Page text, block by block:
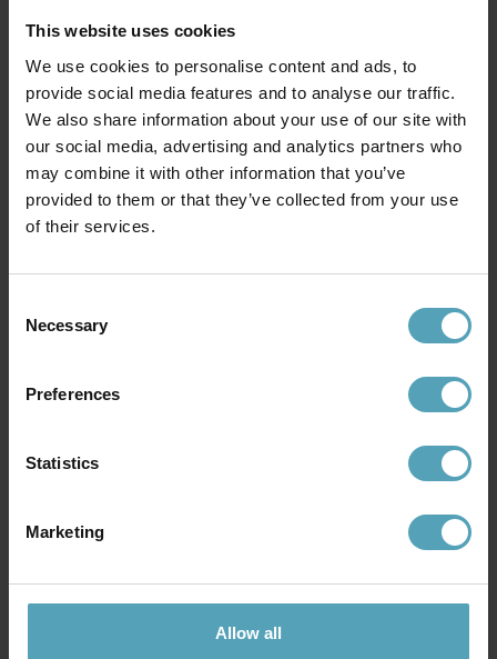
This website uses cookies
We use cookies to personalise content and ads, to
provide social media features and to analyse our traffic.
We also share information about your use of our site with
our social media, advertising and analytics partners who
may combine it with other information that you’ve
provided to them or that they’ve collected from your use
of their services.
Selection
Necessary
Preferences
Statistics
Marketing
Allow all
LUCIDE
Extravaganza Chimp
golvlampa
1 431 kr
LUCIDE
Comet golvlampa
500 kr
Rek. 1 549 kr
1 993 kr